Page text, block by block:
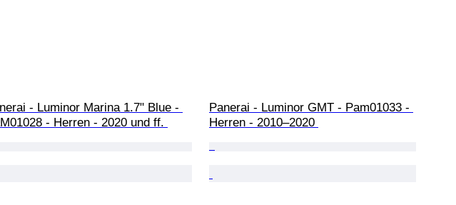
- Luminor Marina 1.7" Blue -
- Herren - 2020 und ff.
Panerai - Luminor GMT - Pam01033 -
Herren - 2010–2020